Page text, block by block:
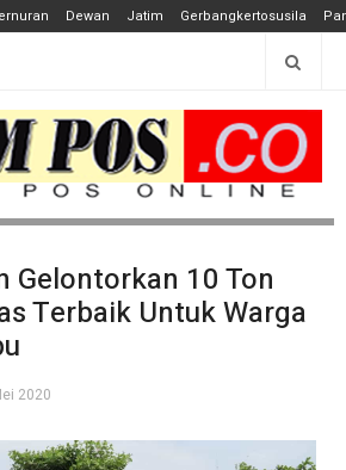
Dewan Jatim Gerbangkertosusila
Gelontorkan 10 Ton
Terbaik Untuk Warga
2020